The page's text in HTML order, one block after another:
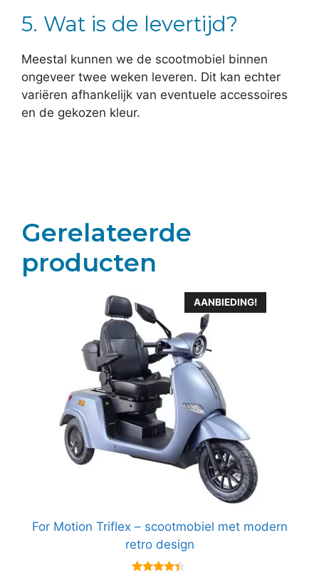
5. Wat is de levertijd?
Meestal kunnen we de scootmobiel binnen
ongeveer twee weken leveren. Dit kan echter
variëren afhankelijk van eventuele accessoires
en de gekozen kleur.
Gerelateerde
producten
AANBIEDING!
For Motion Triflex – scootmobiel met modern
retro design